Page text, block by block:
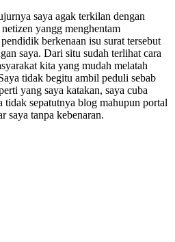
saya agak terkilan dengan
yangg menghentam
berkenaan isu surat tersebut
saya. Dari situ sudah terlihat cara
kita yang mudah melatah
tidak begitu ambil peduli sebab
yang saya katakan, saya cuba
sepatutnya blog mahupun portal
saya tanpa kebenaran.